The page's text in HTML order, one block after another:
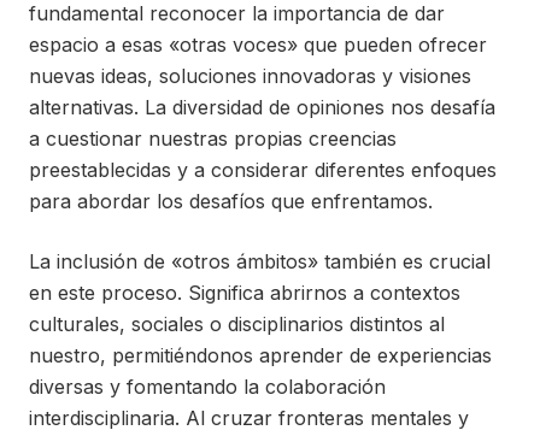
fundamental reconocer la importancia de dar
espacio a esas «otras voces» que pueden ofrecer
nuevas ideas, soluciones innovadoras y visiones
alternativas. La diversidad de opiniones nos desafía
a cuestionar nuestras propias creencias
preestablecidas y a considerar diferentes enfoques
para abordar los desafíos que enfrentamos.
La inclusión de «otros ámbitos» también es crucial
en este proceso. Significa abrirnos a contextos
culturales, sociales o disciplinarios distintos al
nuestro, permitiéndonos aprender de experiencias
diversas y fomentando la colaboración
interdisciplinaria. Al cruzar fronteras mentales y